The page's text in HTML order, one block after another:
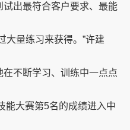
出最符合客户要求、最能
大量练习来获得。”许建
不断学习、训练中一点点
能大赛第5名的成绩进入中